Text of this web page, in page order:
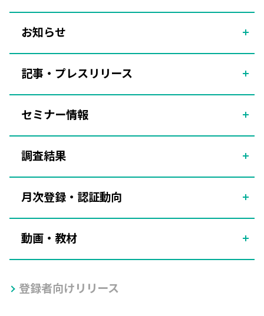
お知らせ
記事・プレスリリース
セミナー情報
調査結果
月次登録・認証動向
動画・教材
登録者向けリリース